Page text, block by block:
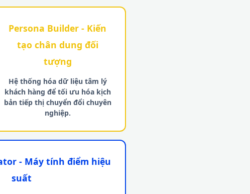
Persona Builder - Kiến
tạo chân dung đối
tượng
Hệ thống hóa dữ liệu tâm lý
khách hàng để tối ưu hóa kịch
bản tiếp thị chuyển đổi chuyên
nghiệp.
- Máy tính điểm hiệu
suất